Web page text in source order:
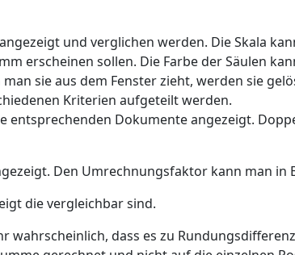
und verglichen werden. Die Skala
erscheinen sollen. Die Farbe der Säulen
sie aus dem Fenster zieht, werden sie
Kriterien aufgeteilt werden.
entsprechenden Dokumente angezeigt.
Den Umrechnungsfaktor kann man in
die vergleichbar sind.
wahrscheinlich, dass es zu